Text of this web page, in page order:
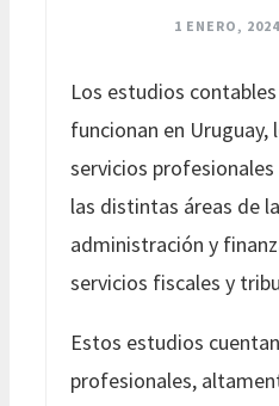
1 ENERO, 2024
Los estudios
funcionan en Uruguay,
servicios
las distintas áreas de
administración y
servicios fiscales y
Estos estudios
profesionales,